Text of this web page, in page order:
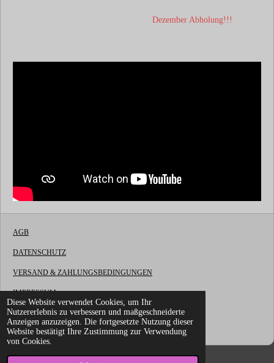
Diese Website verwendet Cookies, um Ihr
Nutzererlebnis zu verbessern und maßgeschneiderte
Anzeigen anzuzeigen. Die fortgesetzte Nutzung dieser
Website bestätigt Ihre Zustimmung zur Verwendung
von Cookies.
Dezember Abholung!!!
AGB
DATENSCHUTZ
VERSAND & ZAHLUNGSBEDINGUNGEN
IMPRESSUM
WIDERRUFSBELEHRUNG
© 2022 - 2026 LG Fireworks OnlineShop